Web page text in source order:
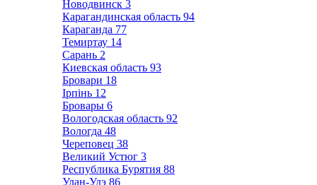
Новодвинск 3
Карагандинская область 94
Караганда 77
Темиртау 14
Сарань 2
Киевская область 93
Бровари 18
Ірпінь 12
Бровары 6
Вологодская область 92
Вологда 48
Череповец 38
Великий Устюг 3
Республика Бурятия 88
Улан-Удэ 86